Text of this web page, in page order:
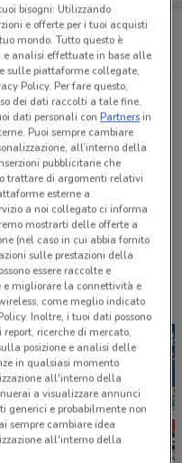
Tutti i negozi Sephora
bisogni: Utilizzando
e offerte per i tuoi acquisti
mondo. Tutto questo è
e analisi effettuate in base alle
sulle piattaforme collegate,
Policy. Per fare questo,
dei dati raccolti a tale fine.
dati personali conPartnersin
Puoi sempre cambiare
all’interno della
pubblicitarie che
trattare di argomenti relativi
esterne a
a noi collegato ci informa
mostrarti delle offerte a
(nel caso in cui abbia fornito
sulle prestazioni della
essere raccolte e
e migliorare la connettività e
come meglio indicato
Inoltre, i tuoi dati possono
ricerche di mercato,
posizione e analisi delle
in qualsiasi momento
all'interno della
a visualizzare annunci
generici e probabilmente non
sempre cambiare idea
all'interno della